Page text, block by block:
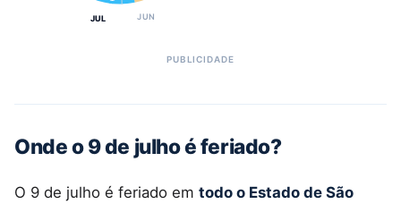
JUN
JUL
Onde o 9 de julho é feriado?
O 9 de julho é feriado em todo o Estado de São